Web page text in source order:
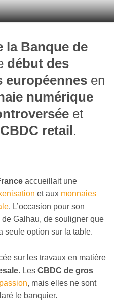
la Banque de
début des
européennes en
numérique
et
CBDC retail .
accueillait une
et aux monnaies
. L’occasion pour son
Galhau, de souligner que
seule option sur la table.
sur les travaux en matière
. Les CBDC de gros
, mais elles ne sont
le banquier.